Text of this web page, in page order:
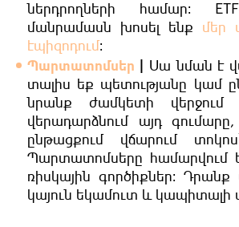
ներդրողների համար։
մանրամասն խոսել ենք մեր
էպիզոդում։
Պարտատոմսեր
Սա նման է
տալիս եք պետությանը կամ
նրանք ժամկետի
վերադարձնում այդ
ընթացքում վճարում
Պարտատոմսերը համարվում
ռիսկային գործիքներ։
կայուն եկամուտ և կապիտալի